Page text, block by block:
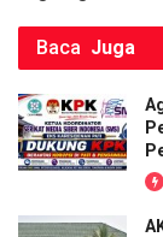
Baca Juga